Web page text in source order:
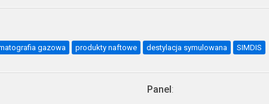
gazowa produkty naftowe destylacja symulowana SIMDIS
Panel: